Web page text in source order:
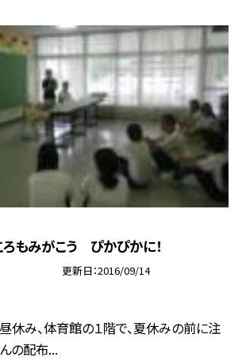
もみがこう ぴかぴかに！
更新日 2016/09/14
昼休み、体育館の１階で、夏休みの前に注
の配布...